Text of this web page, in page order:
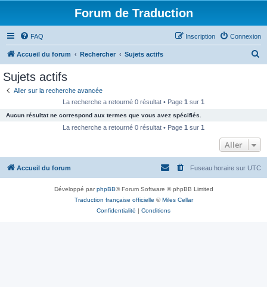
Forum de Traduction
FAQ Connexion
Inscription
Accueil du forum Rechercher Sujets actifs
c
e
Sujets actifs
Aller sur la recherche avancée
La recherche a retourné 0 résultat • Page 1 sur 1
Aucun résultat ne correspond aux termes que vous avez spécifiés.
La recherche a retourné 0 résultat • Page 1 sur 1
Aller
Accueil du forum Fuseau horaire sur UTC
Développé parphpBB® Forum Software © phpBB Limited
Traduction française officielle ©Miles Cellar
Confidentialité | Conditions